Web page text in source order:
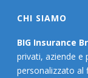
CHI SIAMO
BIG Insurance
privati, aziende e
personalizzato al